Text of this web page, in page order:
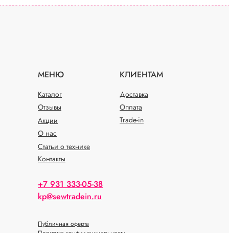
МЕНЮ КЛИЕНТАМ
Каталог
О нас
Доставка
Статьи о технике
Оплата
Отзывы
Акции
Контакты
Trade-in
+7 931 333-05-38
kp@sewtradein.ru
Публичная оферта